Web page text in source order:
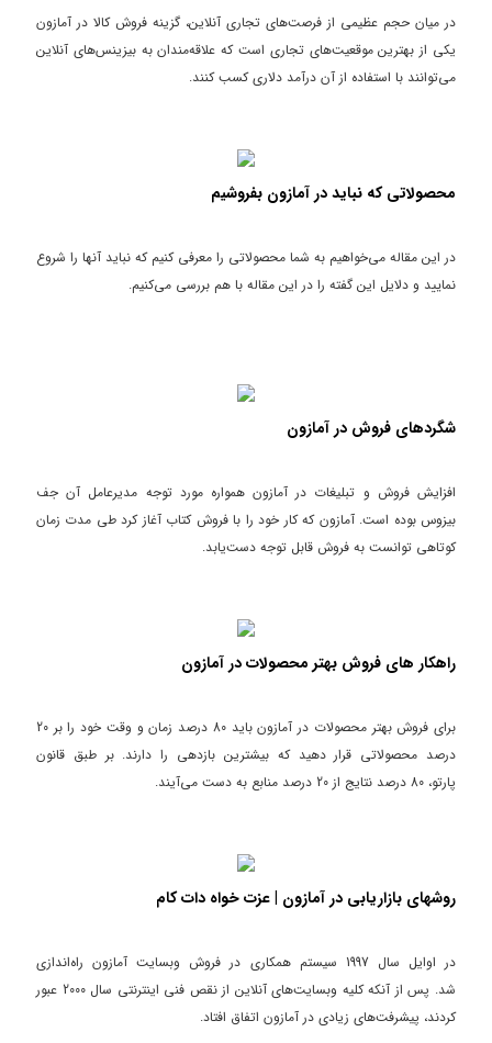
در میان حجم عظیمی از فرصت‌های تجاری آنلاین، گزینه فروش کالا در آمازون
یکی از بهترین موقعیت‌های تجاری است که علاقه‌مندان به بیزینس‌های آنلاین
می‌توانند با استفاده از آن درآمد دلاری کسب کنند.
محصولاتی که نباید در آمازون بفروشیم
در این مقاله می‌خواهیم به شما محصولاتی را معرفی کنیم که نباید آنها را شروع
نمایید و دلایل این گفته را در این مقاله با هم بررسی می‌کنیم.
شگردهای فروش در آمازون
افزایش فروش و تبلیغات در آمازون همواره مورد توجه مدیرعامل آن جف
بیزوس بوده است. آمازون که کار خود را با فروش کتاب آغاز کرد طی مدت زمان
کوتاهی توانست به فروش قابل توجه دست‌یابد.
راهکار های فروش بهتر محصولات در آمازون
برای فروش بهتر محصولات در آمازون باید 80 درصد زمان و وقت خود را بر 20
درصد محصولاتی قرار دهید که بیشترین بازدهی را دارند. بر طبق قانون
پارتو، 80 درصد نتایج از 20 درصد منابع به دست می‌آیند.
روشهای بازاریابی در آمازون | عزت خواه دات کام
در اوایل سال 1997 سیستم همکاری در فروش وبسایت آمازون راه‌اندازی
شد. پس از آنکه کلیه وبسایت‌های آنلاین از نقص فنی اینترنتی سال 2000 عبور
کردند، پیشرفت‌های زیادی در آمازون اتفاق افتاد.